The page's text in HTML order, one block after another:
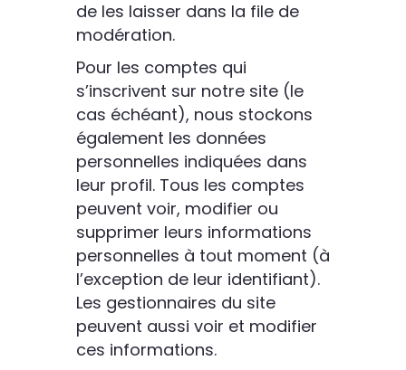
de les laisser dans la file de
modération.
Pour les comptes qui
s’inscrivent sur notre site (le
cas échéant), nous stockons
également les données
personnelles indiquées dans
leur profil. Tous les comptes
peuvent voir, modifier ou
supprimer leurs informations
personnelles à tout moment (à
l’exception de leur identifiant).
Les gestionnaires du site
peuvent aussi voir et modifier
ces informations.